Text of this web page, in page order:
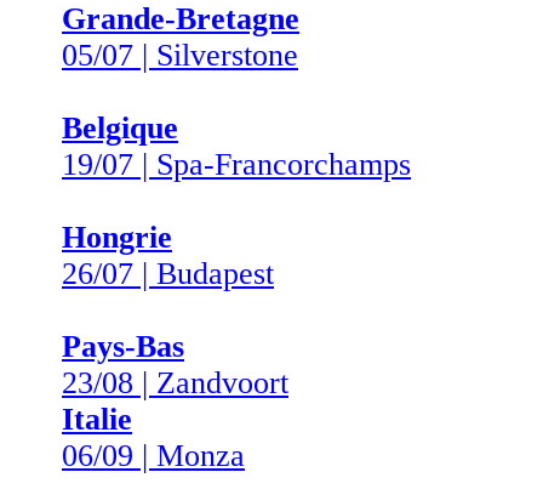
Grande-Bretagne
05/07 | Silverstone
Belgique
19/07 | Spa-Francorchamps
Hongrie
26/07 | Budapest
Pays-Bas
23/08 | Zandvoort
Italie
06/09 | Monza